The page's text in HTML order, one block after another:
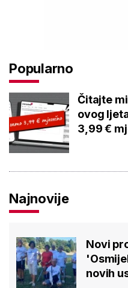
Popularno
Čitajte
ovog
3,99 €
Najnovije
Novi
novih